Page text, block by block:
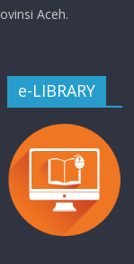
Aceh.
e-LIBRARY